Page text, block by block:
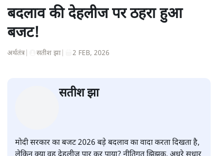
बदलाव की देहलीज पर ठहरा हुआ
बजट!
अर्थतंत्र सतीश झा 2 FEB, 2026